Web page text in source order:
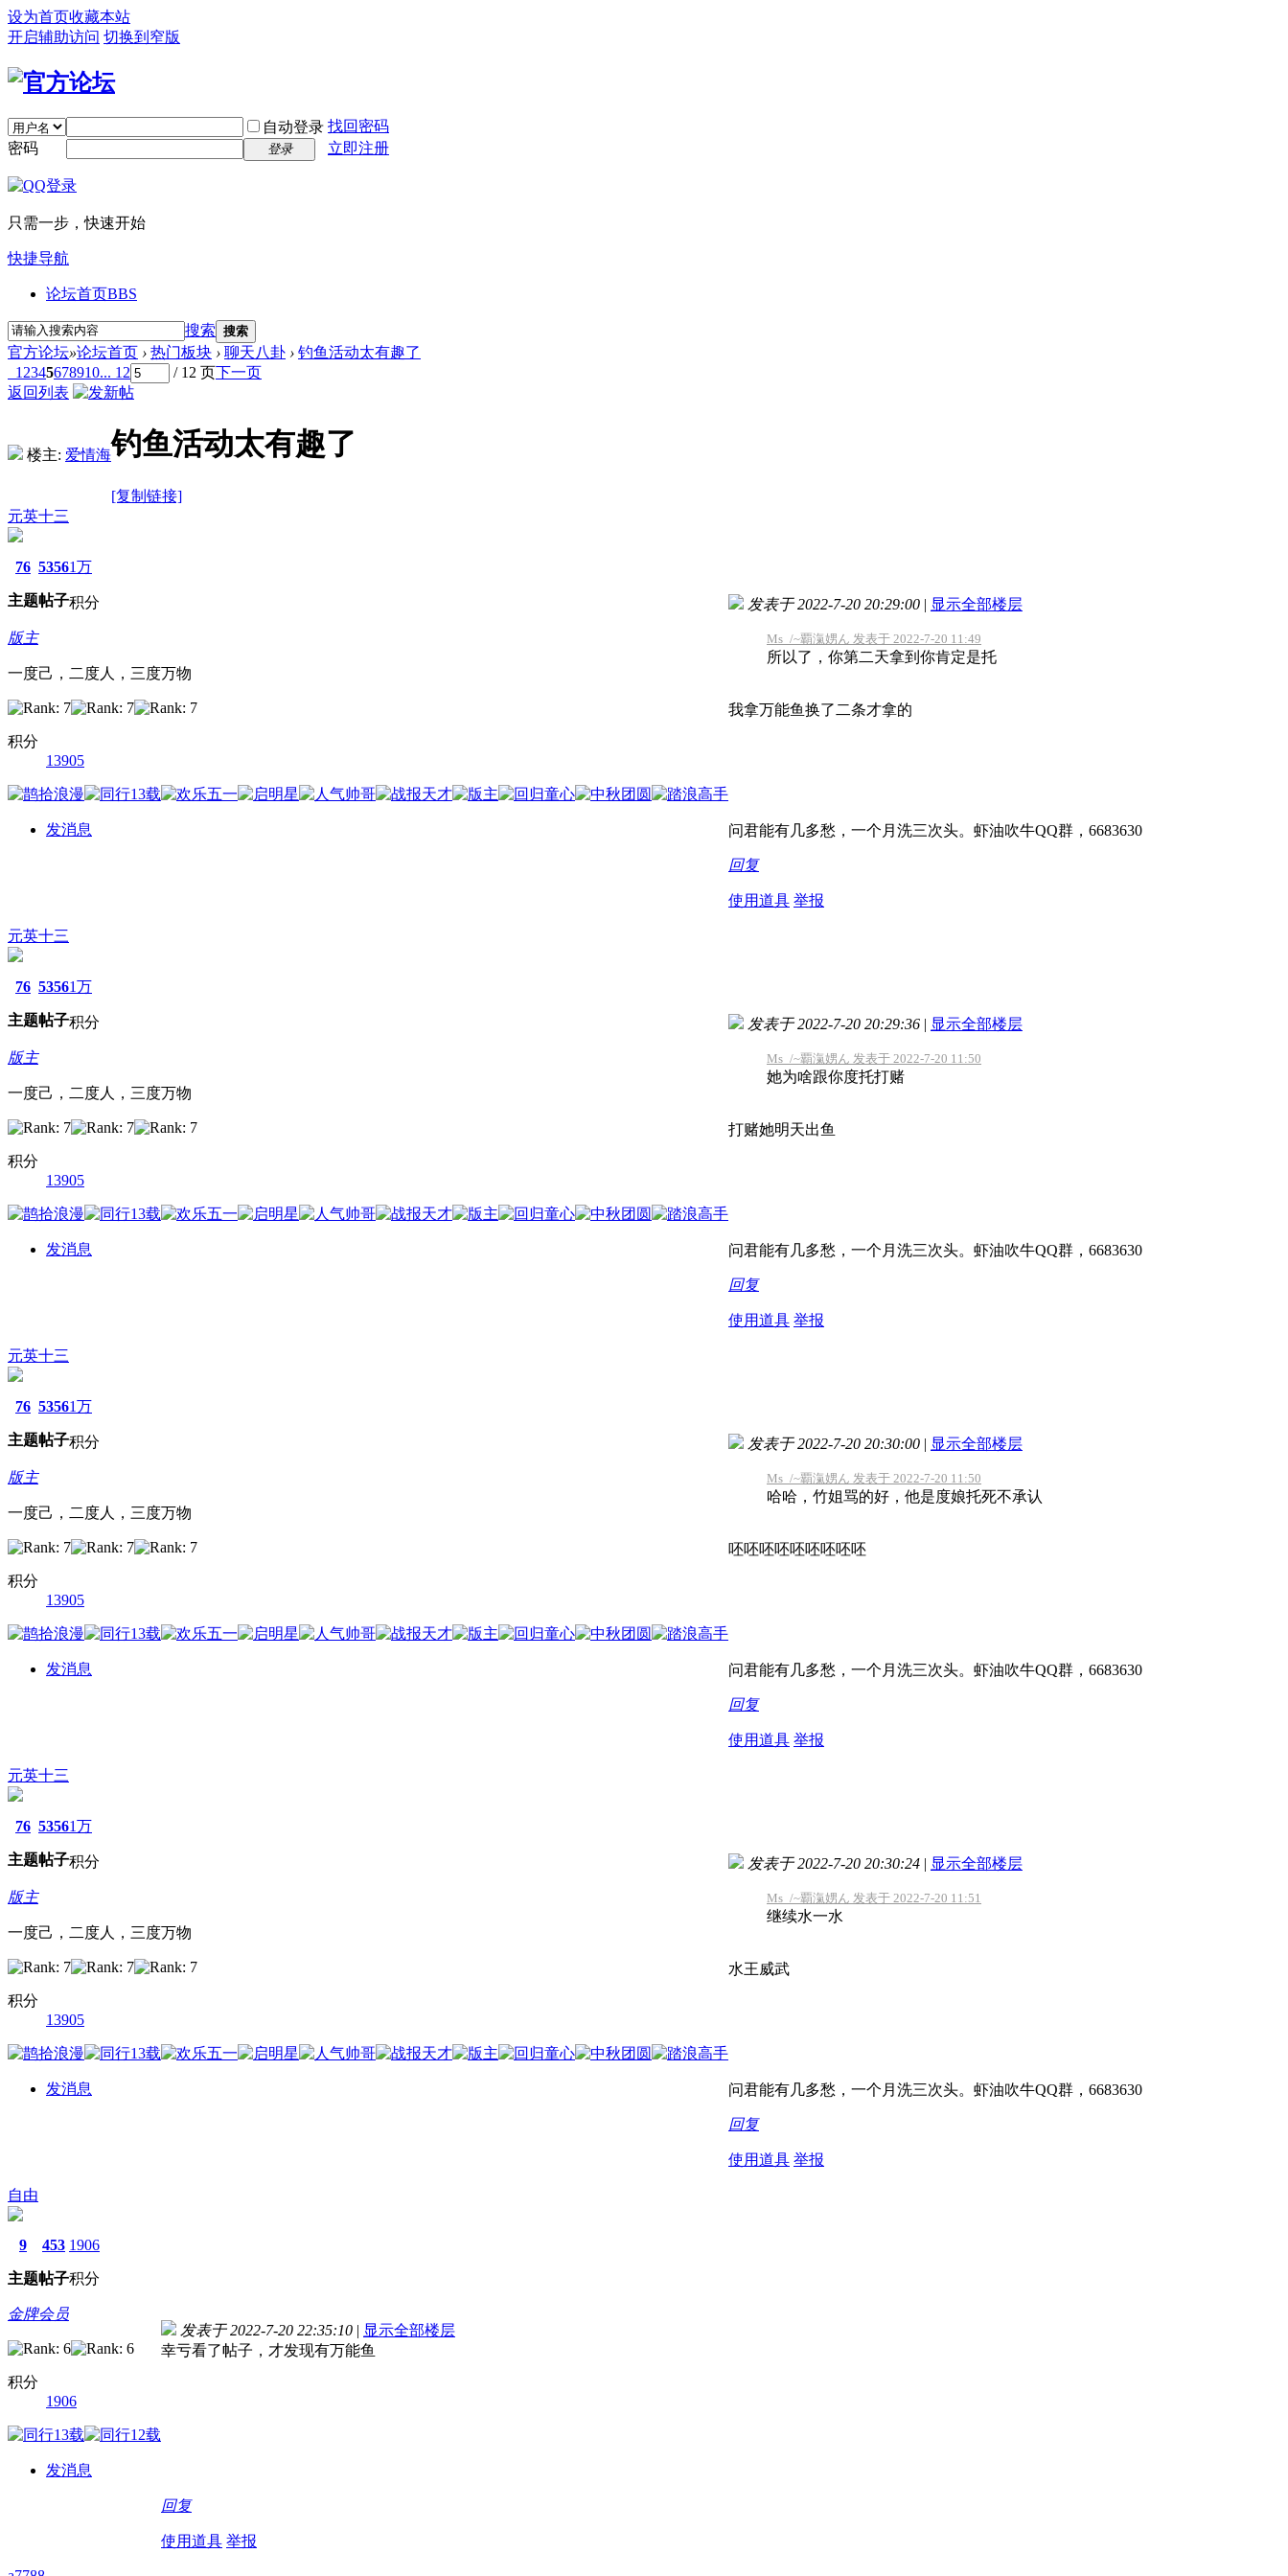
设为首页收藏本站
开启辅助访问 切换到窄版
自动登录 找回密码
密码
登录 立即注册
只需一步，快速开始
快捷导航
论坛首页BBS
搜索 搜索
官方论坛»论坛首页 › 热门板块 › 聊天八卦 › 钓鱼活动太有趣了
1 2345678910... 12 / 12 页下一页
返回列表
楼主: 爱情海钓鱼活动太有趣了
[复制链接]
元英十三
76
主题
5356
帖子
1万
积分
版主
一度己，二度人，三度万物
积分
13905
发消息
发表于 2022-7-20 20:29:00 | 显示全部楼层
Ms_/~覇滊娚ん 发表于 2022-7-20 11:49
所以了，你第二天拿到你肯定是托
我拿万能鱼换了二条才拿的
问君能有几多愁，一个月洗三次头。虾油吹牛QQ群，6683630
回复
使用道具 举报
元英十三
76
主题
5356
帖子
1万
积分
版主
一度己，二度人，三度万物
积分
13905
发消息
发表于 2022-7-20 20:29:36 | 显示全部楼层
Ms_/~覇滊娚ん 发表于 2022-7-20 11:50
她为啥跟你度托打赌
打赌她明天出鱼
问君能有几多愁，一个月洗三次头。虾油吹牛QQ群，6683630
回复
使用道具 举报
元英十三
76
主题
5356
帖子
1万
积分
版主
一度己，二度人，三度万物
积分
13905
发消息
发表于 2022-7-20 20:30:00 | 显示全部楼层
Ms_/~覇滊娚ん 发表于 2022-7-20 11:50
哈哈，竹姐骂的好，他是度娘托死不承认
呸呸呸呸呸呸呸呸呸
问君能有几多愁，一个月洗三次头。虾油吹牛QQ群，6683630
回复
使用道具 举报
元英十三
76
主题
5356
帖子
1万
积分
版主
一度己，二度人，三度万物
积分
13905
发消息
发表于 2022-7-20 20:30:24 | 显示全部楼层
Ms_/~覇滊娚ん 发表于 2022-7-20 11:51
继续水一水
水王威武
问君能有几多愁，一个月洗三次头。虾油吹牛QQ群，6683630
回复
使用道具 举报
自由
9
主题
453
帖子
1906
积分
金牌会员
积分
1906
发消息
发表于 2022-7-20 22:35:10 | 显示全部楼层
幸亏看了帖子，才发现有万能鱼
回复
使用道具 举报